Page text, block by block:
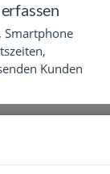
Smartphone
Kunden